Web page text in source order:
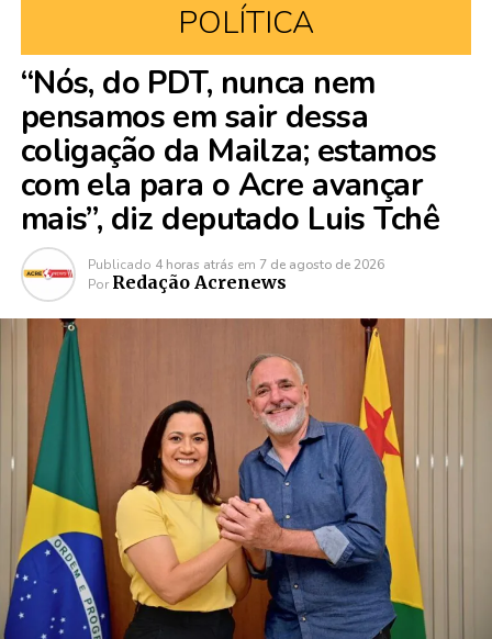
POLÍTICA
“Nós, do PDT, nunca nem
pensamos em sair dessa
coligação da Mailza; estamos
com ela para o Acre avançar
mais”, diz deputado Luis Tchê
Publicado 4 horas atrás em 7 de agosto de 2026
Por Redação Acrenews